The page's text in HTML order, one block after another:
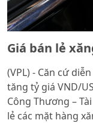
Giá bán lẻ
(VPL) - Căn cứ
tăng tỷ giá VND/
Công Thương –
lẻ các mặt hàng